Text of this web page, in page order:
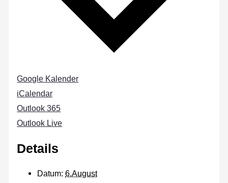
Google Kalender
iCalendar
Outlook 365
Outlook Live
Details
Datum: 6.August